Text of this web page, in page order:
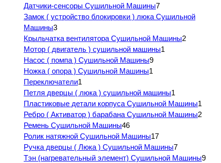
Датчики-сенсоры Сушильной Машины7
Замок ( устройство блокировки ) люка Сушильной
Машины3
Крыльчатка вентилятора Сушильной Машины2
Мотор ( двигатель ) сушильной машины1
Насос ( помпа ) Сушильной Машины9
Ножка ( опора ) Сушильной Машины1
Переключатели1
Петля дверцы ( люка ) сушильной машины1
Пластиковые детали корпуса Сушильной Машины1
Ребро ( Активатор ) барабана Сушильной Машины2
Ремень Сушильной Машины46
Ролик натяжной Сушильной Машины17
Ручка дверцы ( Люка ) Сушильной Машины7
Тэн (нагревательный элемент) Сушильной Машины9